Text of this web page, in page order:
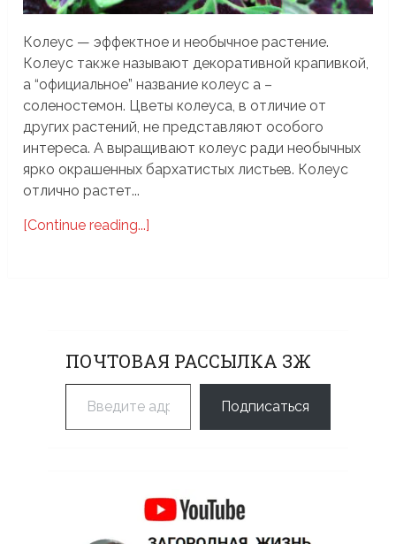
Колеус — эффектное и необычное растение.
Колеус также называют декоративной крапивкой,
а “официальное” название колеус а –
соленостемон. Цветы колеуса, в отличие от
других растений, не представляют особого
интереса. А выращивают колеус ради необычных
ярко окрашенных бархатистых листьев. Колеус
отлично растет...
[Continue reading...]
ПОЧТОВАЯ РАССЫЛКА ЗЖ
Введите адрес электронной почты…
Подписаться